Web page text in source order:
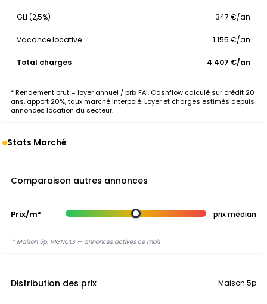
GLI (2,5%) 347 €/an
Vacance locative 1 155 €/an
Total charges 4 407 €/an
* Rendement brut = loyer annuel / prix FAI. Cashflow calculé sur crédit 20
ans, apport 20%, taux marché interpolé. Loyer et charges estimés depuis
annonces location du secteur.
Stats Marché
Comparaison autres annonces
Prix/m² prix médian
* Maison 5p, VIGNOLS — annonces actives ce mois
Distribution des prix Maison 5p